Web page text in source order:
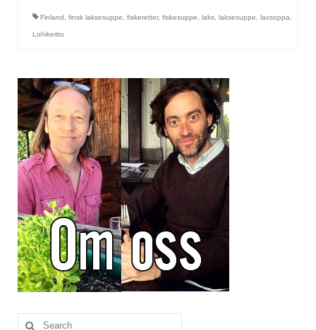
Om oss
Finland, finsk laksesuppe, fiskeretter, fiskesuppe, laks, laksesuppe, laxsoppa,
Lohikeitto
Search